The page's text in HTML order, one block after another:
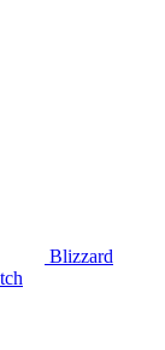
Blizzard